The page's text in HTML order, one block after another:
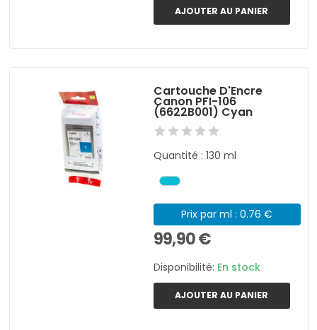
AJOUTER AU PANIER
Cartouche D'Encre
Canon PFI-106
(6622B001) Cyan
Quantité : 130 ml
Prix par ml : 0.76 €
99,90 €
Disponibilité: En stock
AJOUTER AU PANIER